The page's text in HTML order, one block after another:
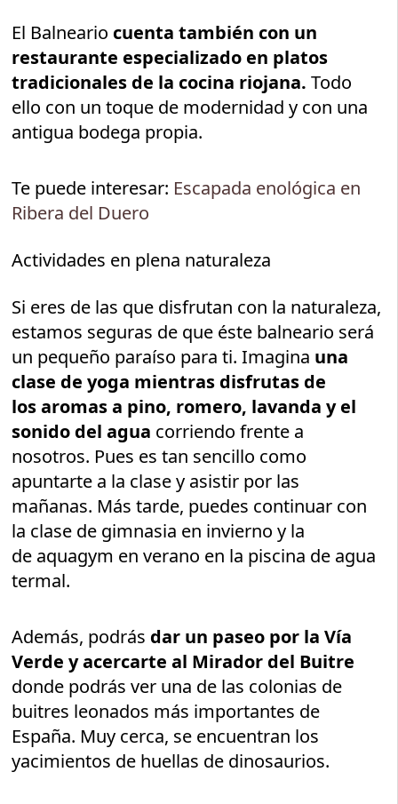
El Balneario cuenta también con un
restaurante especializado en platos
tradicionales de la cocina riojana.Todo
ello con un toque de modernidad y con una
antigua bodega propia.
Te puede interesar: Escapada enológica en
Ribera del Duero
Actividades en plena naturaleza
Si eres de las que disfrutan con la naturaleza,
estamos seguras de que éste balneario será
un pequeño paraíso para ti. Imagina una
clase de yoga mientras disfrutas de
los aromas a pino, romero, lavanda y el
sonido del agua corriendo frente a
nosotros. Pues es tan sencillo como
apuntarte a la clase y asistir por las
mañanas. Más tarde, puedes continuar con
la clase de gimnasia en invierno y la
de aquagym en verano en la piscina de agua
termal.
Además, podrás dar un paseo por la Vía
Verde y acercarte al Mirador del Buitre
donde podrás ver una de las colonias de
buitres leonados más importantes de
España. Muy cerca, se encuentran los
yacimientos de huellas de dinosaurios.